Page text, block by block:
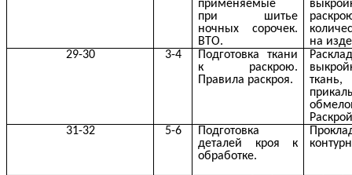
применяемые
при шитье
ночных сорочек.
ВТО.
на
29-30
3-4
Подготовка ткани
к раскрою.
Правила раскроя.
ткань,
31-32
5-6
Подготовка
деталей кроя к
обработке.